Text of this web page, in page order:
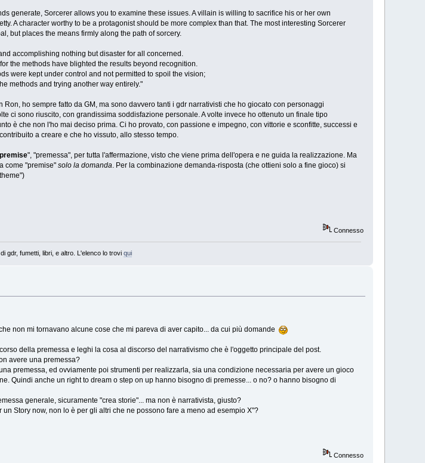
generate, Sorcerer allows you to examine these issues. A villain is willing to sacrifice his or her own
A character worthy to be a protagonist should be more complex than that. The most interesting Sorcerer
but places the means firmly along the path of sorcery.
accomplishing nothing but disaster for all concerned.
the methods have blighted the results beyond recognition.
were kept under control and not permitted to spoil the vision;
methods and trying another way entirely."
ho sempre fatto da GM, ma sono davvero tanti i gdr narrativisti che ho giocato con personaggi
ci sono riuscito, con grandissima soddisfazione personale. A volte invece ho ottenuto un finale tipo
è che non l'ho mai deciso prima. Ci ho provato, con passione e impegno, con vittorie e sconfitte, successi e
a creare e che ho vissuto, allo stesso tempo.
", "premessa", per tutta l'affermazione, visto che viene prima dell'opera e ne guida la realizzazione. Ma
come "premise" solo la domanda. Per la combinazione demanda-risposta (che ottieni solo a fine gioco) si
Connesso
gdr, fumetti, libri, e altro. L'elenco lo trovi qui
non mi tornavano alcune cose che mi pareva di aver capito... da cui più domande
della premessa e leghi la cosa al discorso del narrativismo che è l'oggetto principale del post.
avere una premessa?
premessa, ed ovviamente poi strumenti per realizzarla, sia una condizione necessaria per avere un gioco
Quindi anche un right to dream o step on up hanno bisogno di premesse... o no? o hanno bisogno di
generale, sicuramente "crea storie"... ma non è narrativista, giusto?
Story now, non lo è per gli altri che ne possono fare a meno ad esempio X"?
Connesso